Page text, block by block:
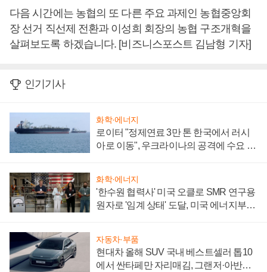
다음 시간에는 농협의 또 다른 주요 과제인 농협중앙회
장 선거 직선제 전환과 이성희 회장의 농협 구조개혁을
살펴보도록 하겠습니다. [비즈니스포스트 김남형 기자]
인기기사
화학·에너지
로이터 "정제연료 3만 톤 한국에서 러시
아로 이동", 우크라이나의 공격에 수요 늘
화학·에너지
'한수원 협력사' 미국 오클로 SMR 연구용
원자로 '임계 상태' 도달, 미국 에너지부
자동차·부품
현대차 올해 SUV 국내 베스트셀러 톱10
에서 싼타페만 자리매김, 그랜저·아반떼